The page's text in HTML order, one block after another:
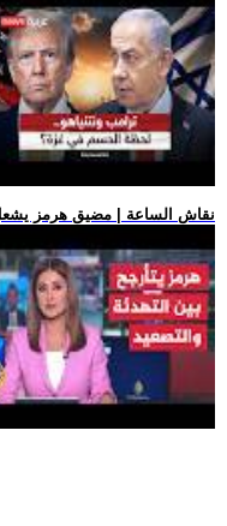
.. نقاش الساعة | مضيق هرمز